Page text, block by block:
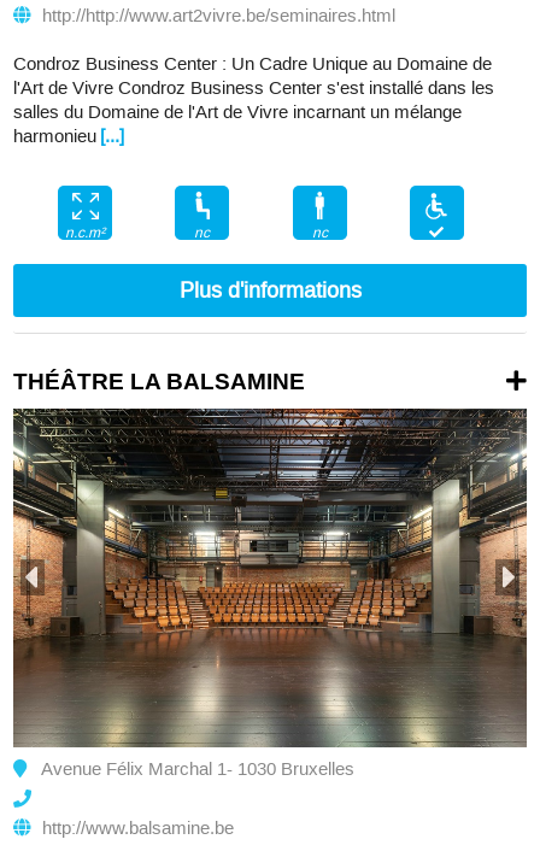
http://http://www.art2vivre.be/seminaires.html
Condroz Business Center : Un Cadre Unique au Domaine de
l'Art de Vivre Condroz Business Center s'est installé dans les
salles du Domaine de l'Art de Vivre incarnant un mélange
harmonieu [...]
n.c.m² nc nc
Plus d'informations
THÉÂTRE LA BALSAMINE
Avenue Félix Marchal 1- 1030 Bruxelles
http://www.balsamine.be